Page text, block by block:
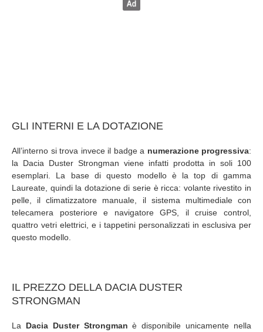
GLI INTERNI E LA DOTAZIONE
All’interno si trova invece il badge a numerazione progressiva:
la Dacia Duster Strongman viene infatti prodotta in soli 100
esemplari. La base di questo modello è la top di gamma
Laureate, quindi la dotazione di serie è ricca: volante rivestito in
pelle, il climatizzatore manuale, il sistema multimediale con
telecamera posteriore e navigatore GPS, il cruise control,
quattro vetri elettrici, e i tappetini personalizzati in esclusiva per
questo modello.
IL PREZZO DELLA DACIA DUSTER
STRONGMAN
La Dacia Duster Strongman è disponibile unicamente nella